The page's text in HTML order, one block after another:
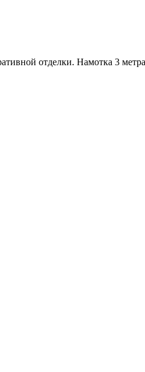
отделки. Намотка 3